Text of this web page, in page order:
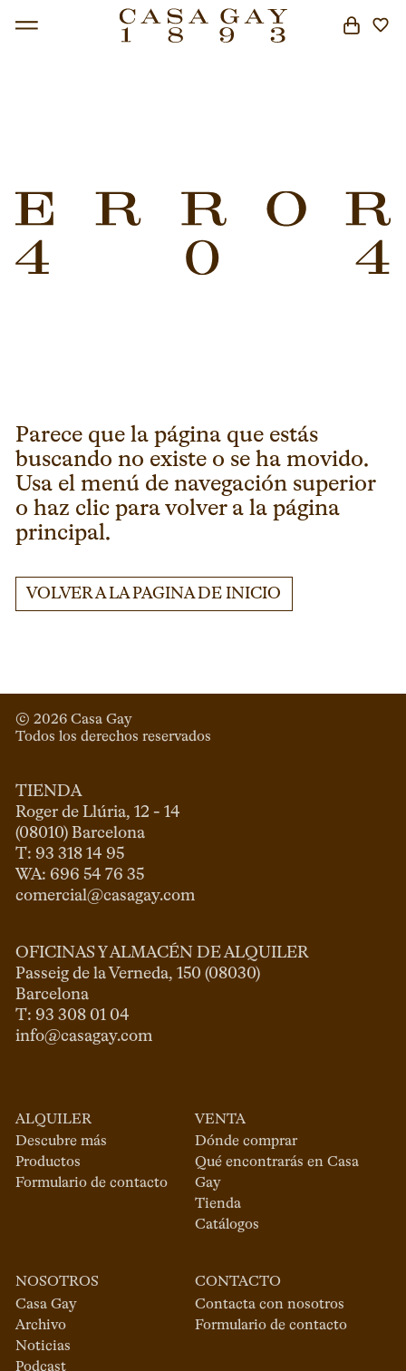
Parece que la página que estás
buscando no existe o se ha movido.
Usa el menú de navegación superior
o haz clic para volver a la página
principal.
VOLVER A LA PAGINA DE INICIO
© 2026 Casa Gay
Todos los derechos reservados
TIENDA
Roger de Llúria, 12 - 14
(08010) Barcelona
T: 93 318 14 95
comercial@casagay.com
OFICINAS Y ALMACÉN DE ALQUILER
Passeig de la Verneda, 150 (08030)
Barcelona
info@casagay.com
ALQUILER
Descubre más
Productos
Formulario de contacto
VENTA
Dónde comprar
Qué encontrarás en Casa
Gay
Tienda
Catálogos
NOSOTROS
Casa Gay
Archivo
Noticias
Podcast
CONTACTO
Contacta con nosotros
Formulario de contacto